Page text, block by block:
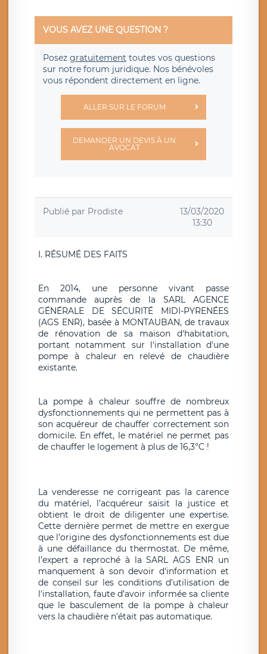
VOUS AVEZ UNE QUESTION ?
Posez gratuitement toutes vos questions
sur notre forum juridique. Nos bénévoles
vous répondent directement en ligne.
ALLER SUR LE FORUM
DEMANDER UN DEVIS À UN
AVOCAT
Publié par Prodiste
13/03/2020
13:30
I. RÉSUMÉ DES FAITS
En 2014, une personne vivant passe
commande auprès de la SARL AGENCE
GÉNÉRALE DE SÉCURITÉ MIDI-PYRENÉES
(AGS ENR), basée à MONTAUBAN, de travaux
de rénovation de sa maison d'habitation,
portant notamment sur l'installation d'une
pompe à chaleur en relevé de chaudière
existante.
La pompe à chaleur souffre de nombreux
dysfonctionnements qui ne permettent pas à
son acquéreur de chauffer correctement son
domicile. En effet, le matériel ne permet pas
de chauffer le logement à plus de 16,3°C !
La venderesse ne corrigeant pas la carence
du matériel, l’acquéreur saisit la justice et
obtient le droit de diligenter une expertise.
Cette dernière permet de mettre en exergue
que l’origine des dysfonctionnements est due
à une défaillance du thermostat. De même,
l’expert a reproché à la SARL AGS ENR un
manquement à son devoir d'information et
de conseil sur les conditions d'utilisation de
l'installation, faute d’avoir informée sa cliente
que le basculement de la pompe à chaleur
vers la chaudière n'était pas automatique.